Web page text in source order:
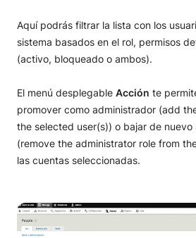
Busca e Instala un tema en Drupal
Crear la página de inicio en
Añade y Administra un blog en
Añadir una página de contacto
Administrar el menú de Drupal
Crear páginas y artículos en Drupal
Taxonomía Drupal
Administrar el vocabulario en
Publicar contenido usando la
Control de accesos y usuarios
Tutorial sobre usuarios en Drupal
Administración de Drupal
Requerimientos para Drupal
Optimización en Drupal
Actualización de Drupal
Administración de Módulos de
Instalar y usar paneles en Drupal
Aquí podrás filtrar la lista con los
sistema basados en el rol, permisos
(activo, bloqueado o ambos).
El menú desplegable Acción te
promover como administrador (add
the selected user(s)) o bajar de nuevo
(remove the administrator role from
las cuentas seleccionadas.